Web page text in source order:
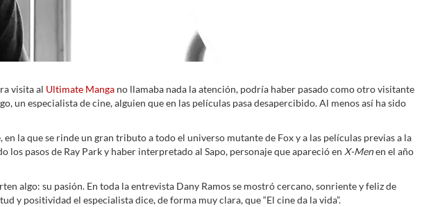
visita al Ultimate Manga no llamaba nada la atención, podría haber pasado como otro visitante
un especialista de cine, alguien que en las películas pasa desapercibido. Al menos así ha sido
la que se rinde un gran tributo a todo el universo mutante de Fox y a las películas previas a la
pasos de Ray Park y haber interpretado al Sapo, personaje que apareció en X-Menen el año
algo: su pasión. En toda la entrevista Dany Ramos se mostró cercano, sonriente y feliz de
y positividad el especialista dice, de forma muy clara, que “El cine da la vida”.